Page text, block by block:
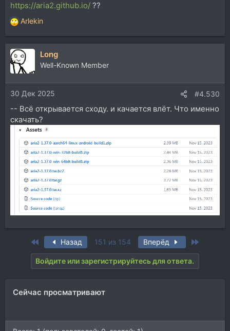
https://aria2.github.io/ ??
Р
е
а
к
ц
и
и
:
Arlekin
Long
Well-Known Member
30 Дек 2025 #4.530
-- Всё открывается сходу. и качается влёт. Что именно
скачать?
First Назад 151 из 154 Вперёд
Войдите или зарегистрируйтесь для ответа.
Сейчас просматривают